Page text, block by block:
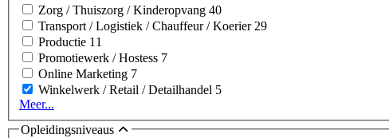
Zorg / Thuiszorg / Kinderopvang 40
Transport / Logistiek / Chauffeur / Koerier29
Productie 11
Promotiewerk / Hostess 7
Online Marketing 7
Winkelwerk / Retail / Detailhandel 5
Meer...
Opleidingsniveaus